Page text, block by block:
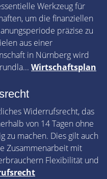
Werkzeug für
um die finanziellen
präzise zu
aus einer
in Nürnberg wird
Wirtschaftsplan
Widerrufsrecht, das
von 14 Tagen ohne
zu machen. Dies gilt auch
Zusammenarbeit mit
Flexibilität und